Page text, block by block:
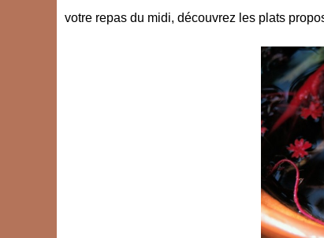
votre repas du midi, découvrez les plats